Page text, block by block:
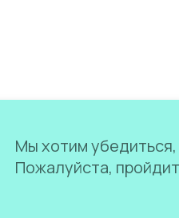
Мы хотим
Пожалуйста,